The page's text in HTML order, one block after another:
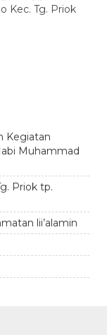
Kec. Tg. Priok
Kegiatan
Muhammad
Priok tp.
lii’alamin